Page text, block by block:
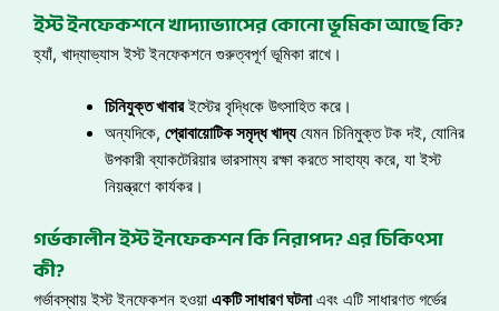
ইস্ট ইনফেকশনে খাদ্যাভ্যাসের কোনো ভূমিকা আছে কি?
হ্যাঁ, খাদ্যাভ্যাস ইস্ট ইনফেকশনে গুরুত্বপূর্ণ ভূমিকা রাখে।
চিনিযুক্ত খাবারইস্টের বৃদ্ধিকে উৎসাহিত করে।
অন্যদিকে, প্রোবায়োটিক সমৃদ্ধ খাদ্যযেমন চিনিমুক্ত টক দই, যোনির
উপকারী ব্যাকটেরিয়ার ভারসাম্য রক্ষা করতে সাহায্য করে, যা ইস্ট
নিয়ন্ত্রণে কার্যকর।
গর্ভকালীন ইস্ট ইনফেকশন কি নিরাপদ? এর চিকিৎসা
কী?
গর্ভাবস্থায় ইস্ট ইনফেকশন হওয়া একটি সাধারণ ঘটনাএবং এটি সাধারণত গর্ভের